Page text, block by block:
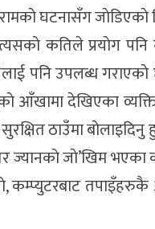
घटनासँग
कतिले प्रयाेग
पनि उपलब्ध
आँखामा देखिएका व्यक्ति
ठाउँमा
जाे’खिम भएका
तपाइँहरुकै